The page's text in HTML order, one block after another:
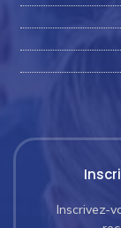
Inscrivez-